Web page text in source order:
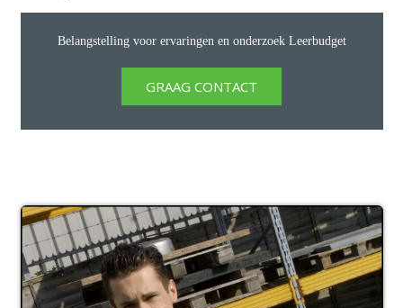
Belangstelling voor ervaringen en onderzoek Leerbudget
GRAAG CONTACT